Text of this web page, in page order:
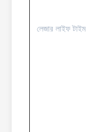
লেজার লাইফ টাইম